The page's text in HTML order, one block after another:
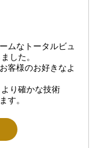
ムなトータルビュ
した。
客様のお好きなよ
り確かな技術
す。